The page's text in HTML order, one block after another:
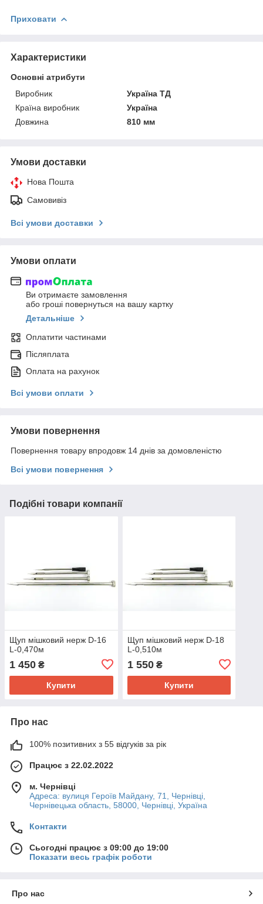
Приховати
Характеристики
Основні атрибути
Виробник
Україна ТД
Країна виробник
Україна
Довжина
810 мм
Умови доставки
Нова Пошта
Самовивіз
Всі умови доставки
Умови оплати
Ви отримаєте замовлення
або гроші повернуться на вашу картку
Детальніше
Оплатити частинами
Післяплата
Оплата на рахунок
Всі умови оплати
Умови повернення
Повернення товару впродовж 14 днів за домовленістю
Всі умови повернення
Подібні товари компанії
Щуп мішковий нерж D-16
L-0,470м
1 450 ₴
Купити
Щуп мішковий нерж D-18
L-0,510м
1 550₴
Купити
Про нас
100% позитивних з 55 відгуків за рік
Працює з 22.02.2022
м. Чернівці
Адреса: вулиця Героїв Майдану, 71, Чернівці,
Чернівецька область, 58000, Чернівці, Україна
Контакти
Сьогодні працює з 09:00 до 19:00
Показати весь графік роботи
Про нас